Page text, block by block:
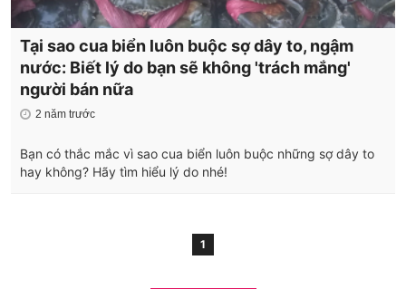
Tại sao cua biển luôn buộc sợ dây to, ngậm
nước: Biết lý do bạn sẽ không 'trách mắng'
người bán nữa
2 năm trước
Bạn có thắc mắc vì sao cua biển luôn buộc những sợ dây to
hay không? Hãy tìm hiểu lý do nhé!
1